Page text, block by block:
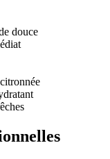
douce